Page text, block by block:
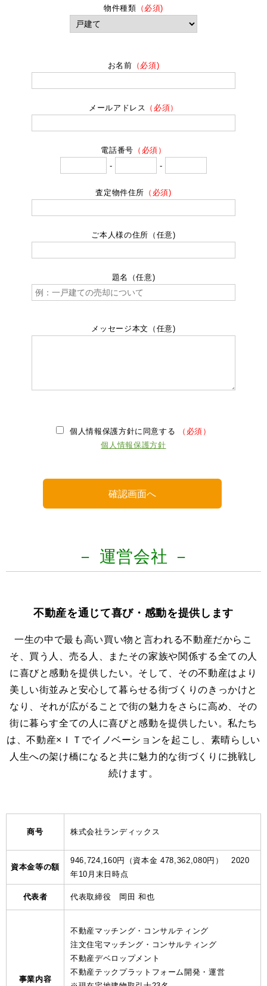
物件種類 （必須)
お名前 （必須)
メールアドレス （必須）
電話番号 （必須）
-
-
査定物件住所 （必須)
ご本人様の住所（任意)
題名（任意)
メッセージ本文（任意)
個人情報保護方針に同意する
（必須）
個人情報保護方針
－ 運営会社 －
不動産を通じて喜び・感動を提供します
一生の中で最も高い買い物と言われる不動産だからこ
そ、買う人、売る人、またその家族や関係する全ての人
に喜びと感動を提供したい。そして、その不動産はより
美しい街並みと安心して暮らせる街づくりのきっかけと
なり、それが広がることで街の魅力をさらに高め、その
街に暮らす全ての人に喜びと感動を提供したい。私たち
は、不動産×ＩＴでイノベーションを起こし、素晴らしい
人生への架け橋になると共に魅力的な街づくりに挑戦し
続けます。
商号 株式会社ランディックス
資本金等の額
946,724,160円（資本金 478,362,080円） 2020
年10月末日時点
代表者 代表取締役 岡田 和也
事業内容
不動産マッチング・コンサルティング
注文住宅マッチング・コンサルティング
不動産デベロップメント
不動産テックプラットフォーム開発・運営